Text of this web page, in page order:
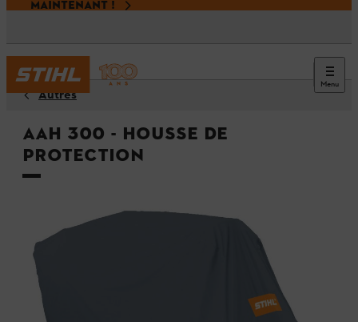
MAINTENANT !
Menu
Autres
AAH 300 - Housse de
protection